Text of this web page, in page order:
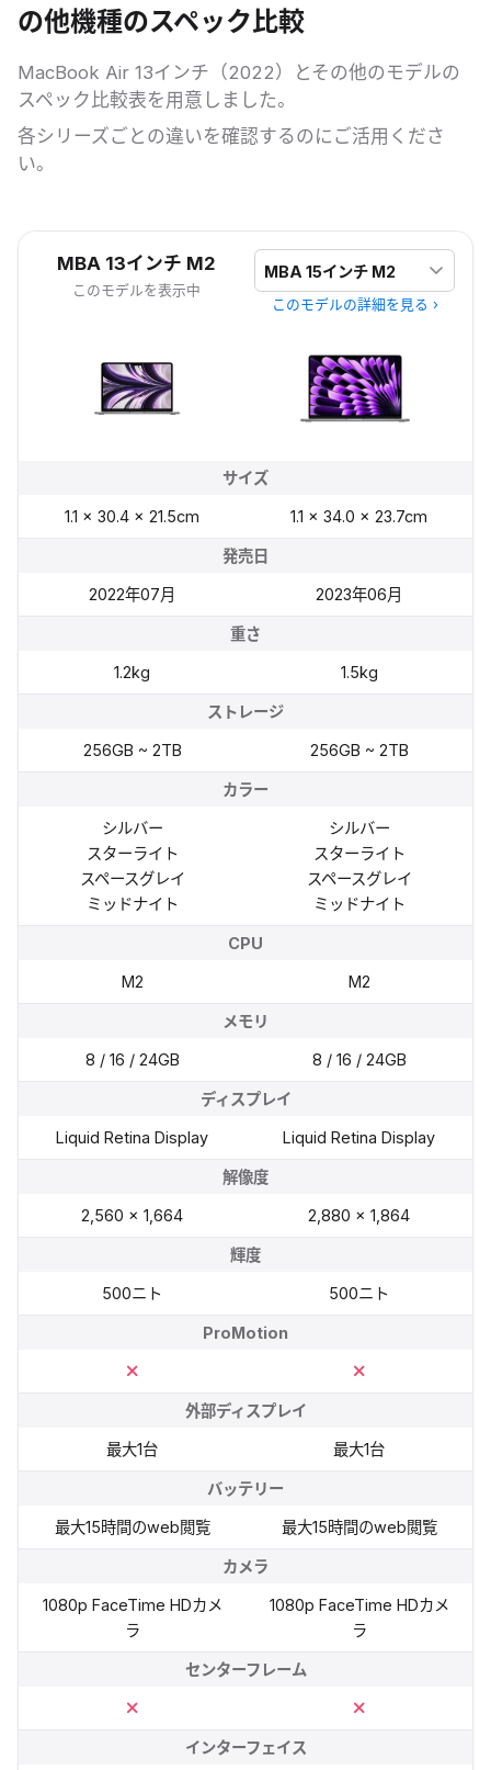
の他機種のスペック比較
MacBook Air 13インチ（2022）
とその他のモデルの
スペック比較表を用意しました。
各シリーズごとの違いを確認するのにご活用くださ
い。
MBA 13インチ M2
このモデルを表示中
比較するモデルを
このモデルの詳細を見る ›
サイズ
1.1 × 30.4 × 21.5cm 1.1 × 34.0 × 23.7cm
発売日
2022年07月 2023年06月
重さ
1.2kg 1.5kg
ストレージ
256GB ~ 2TB 256GB ~ 2TB
カラー
シルバー
スターライト
スペースグレイ
ミッドナイト
シルバー
スターライト
スペースグレイ
ミッドナイト
CPU
M2 M2
メモリ
8 / 16 / 24GB 8 / 16 / 24GB
ディスプレイ
Liquid Retina Display Liquid Retina Display
解像度
2,560 x 1,664 2,880 x 1,864
輝度
500ニト 500ニト
ProMotion
外部ディスプレイ
最大1台 最大1台
バッテリー
最大15時間のweb閲覧 最大15時間のweb閲覧
カメラ
1080p FaceTime HDカメ
ラ
1080p FaceTime HDカメ
ラ
センターフレーム
インターフェイス